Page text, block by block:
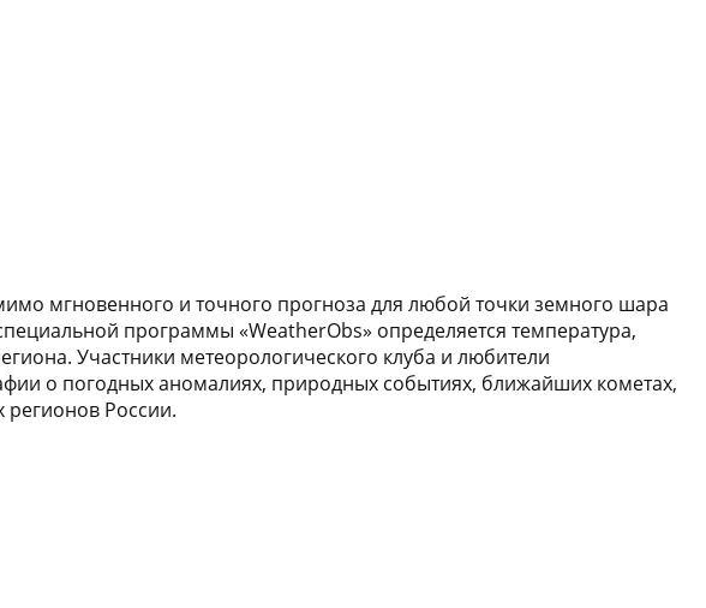
мгновенного и точного прогноза для любой точки земного шара
программы «WeatherObs» определяется температура,
Участники метеорологического клуба и любители
о погодных аномалиях, природных событиях, ближайших кометах,
России.